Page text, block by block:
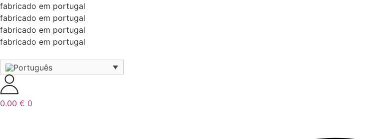
fabricado em portugal
fabricado em portugal
fabricado em portugal
fabricado em portugal
0.00 € 0